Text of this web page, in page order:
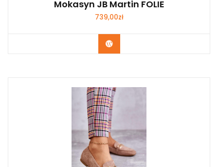
Mokasyn JB Martin FOLIE
739,00zł
Kup Teraz